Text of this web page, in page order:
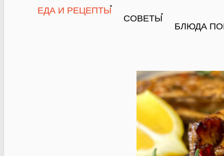
ЕДА И РЕЦЕПТЫ
СОВЕТЫ
БЛЮДА